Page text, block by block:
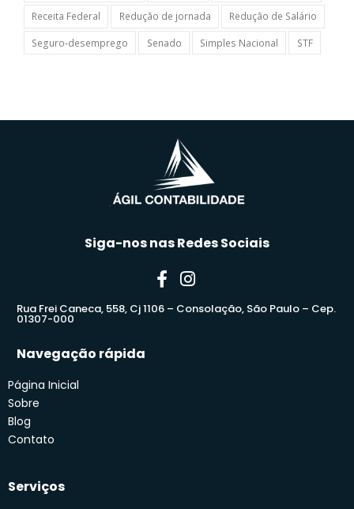
Receita Federal
Redução de jornada
Redução de Salário
Seguro-desemprego
Senado Simples Nacional STF
Siga-nos nas Redes Sociais
Rua Frei Caneca, 558, Cj 1106 – Consolação, São Paulo – Cep.
01307-000
Navegação rápida
Página Inicial
Sobre
Blog
Contato
Serviços